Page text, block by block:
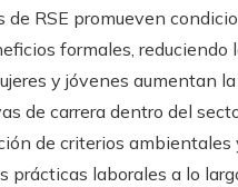
RSE promueven
formales, reduciendo
y jóvenes aumentan
de carrera dentro del
de criterios ambientales
laborales a lo